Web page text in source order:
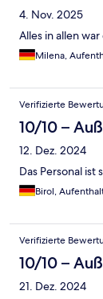
4. Nov. 2025
Alles in allen war
Milena,
Verifizierte
10/10 –
12. Dez. 2024
Das Personal
Birol,
Verifizierte
10/10 –
21. Dez. 2024